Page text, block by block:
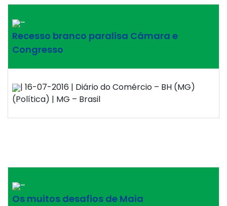
–
Recesso branco paralisa Câmara e
Congresso
| 16-07-2016 | Diário do Comércio – BH (MG)
(Política) | MG – Brasil
–
Os muitos desafios de Maia